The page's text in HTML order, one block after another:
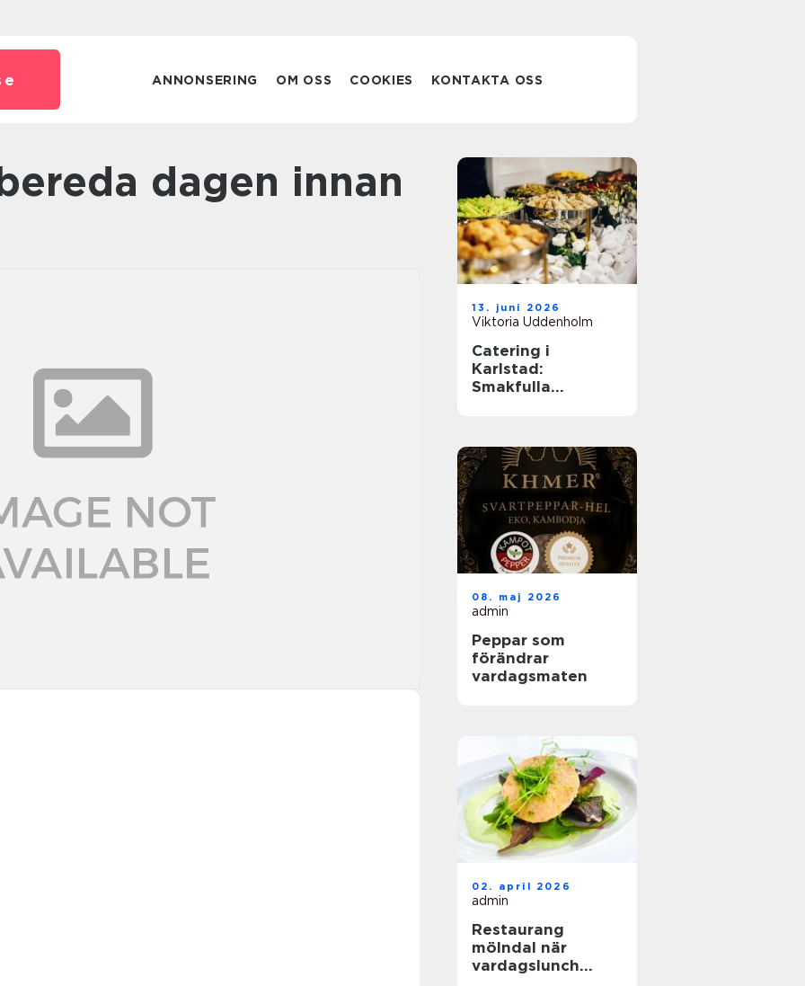
ANNONSERING OM OSS COOKIES KONTAKTA OSS
dagen innan
13. juni 2026
Viktoria Uddenholm
Catering i
Karlstad:
Smakfulla
08. maj 2026
admin
Peppar som
förändrar
vardagsmaten
02. april 2026
admin
Restaurang
mölndal när
vardagslunch